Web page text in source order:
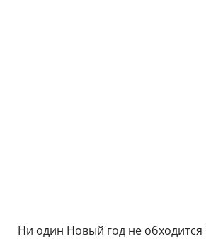
Ни один Новый год не обходится